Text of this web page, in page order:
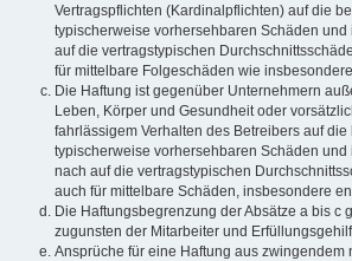
Vertragspflichten (Kardinalpflichten) auf die
typischerweise vorhersehbaren Schäden
auf die vertragstypischen
für mittelbare Folgeschäden wie
Die Haftung ist gegenüber Unternehmern
Leben, Körper und Gesundheit oder
fahrlässigem Verhalten des Betreibers auf die
typischerweise vorhersehbaren Schäden und
nach auf die vertragstypischen
auch für mittelbare Schäden, insbesondere
Die Haftungsbegrenzung der Absätze a bis c
zugunsten der Mitarbeiter und
Ansprüche für eine Haftung aus zwingendem